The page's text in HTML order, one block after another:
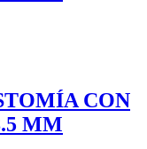
CON
MM